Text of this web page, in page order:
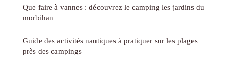
Que faire à vannes : découvrez le camping les jardins du
morbihan
Guide des activités nautiques à pratiquer sur les plages
près des campings